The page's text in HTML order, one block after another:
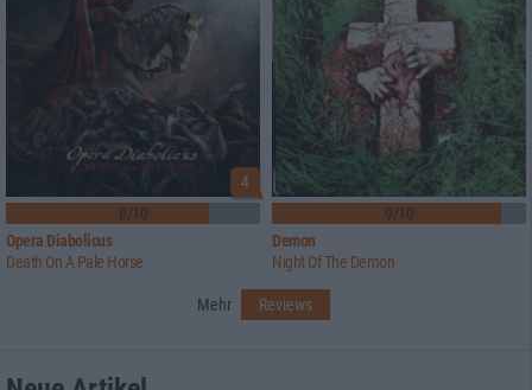
4
8/10
Opera Diabolicus
Death On A Pale Horse
9/10
Demon
Night Of The Demon
Mehr Reviews